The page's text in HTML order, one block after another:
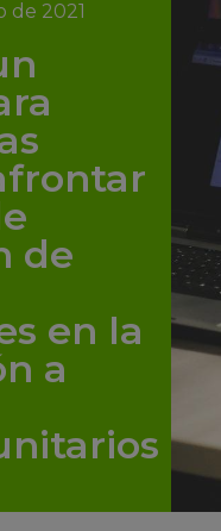
de 2021
de
en la
a